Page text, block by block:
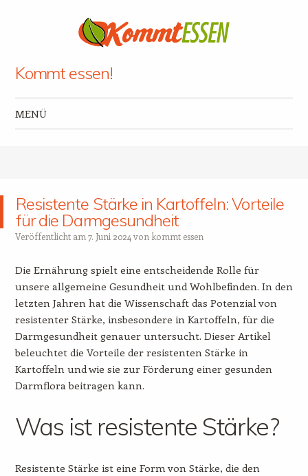
Kommt essen!
MENÜ
Resistente Stärke in Kartoffeln: Vorteile
für die Darmgesundheit
Veröffentlicht am 7. Juni 2024 von kommt essen
Die Ernährung spielt eine entscheidende Rolle für
unsere allgemeine Gesundheit und Wohlbefinden. In den
letzten Jahren hat die Wissenschaft das Potenzial von
resistenter Stärke, insbesondere in Kartoffeln, für die
Darmgesundheit genauer untersucht. Dieser Artikel
beleuchtet die Vorteile der resistenten Stärke in
Kartoffeln und wie sie zur Förderung einer gesunden
Darmflora beitragen kann.
Was ist resistente Stärke?
Resistente Stärke ist eine Form von Stärke, die den